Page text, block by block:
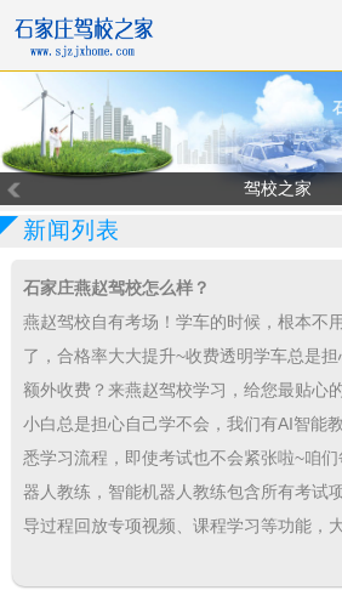
驾校之家
新闻列表
石家庄燕赵驾校怎么样？
燕赵驾校自有考场！学车的时候，根本不
了，合格率大大提升~收费透明学车总是
额外收费？来燕赵驾校学习，给您最贴心
小白总是担心自己学不会，我们有AI智能
悉学习流程，即使考试也不会紧张啦~咱
器人教练，智能机器人教练包含所有考试
导过程回放专项视频、课程学习等功能，